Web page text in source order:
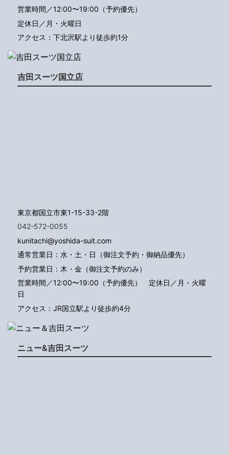
営業時間／12:00〜19:00（予約優先）
定休日／月・火曜日
アクセス：下北沢駅より徒歩約1分
吉田スーツ国立店
東京都国立市東1-15-33-2階
042-572-0055
kunitachi@yoshida-suit.com
通常営業日：水・土・日（御注文予約・御納品優先）
予約営業日：木・金（御注文予約のみ）
営業時間／12:00〜19:00（予約優先） 定休日／月・火曜
日
アクセス：JR国立駅より徒歩約4分
ニュー&吉田スーツ